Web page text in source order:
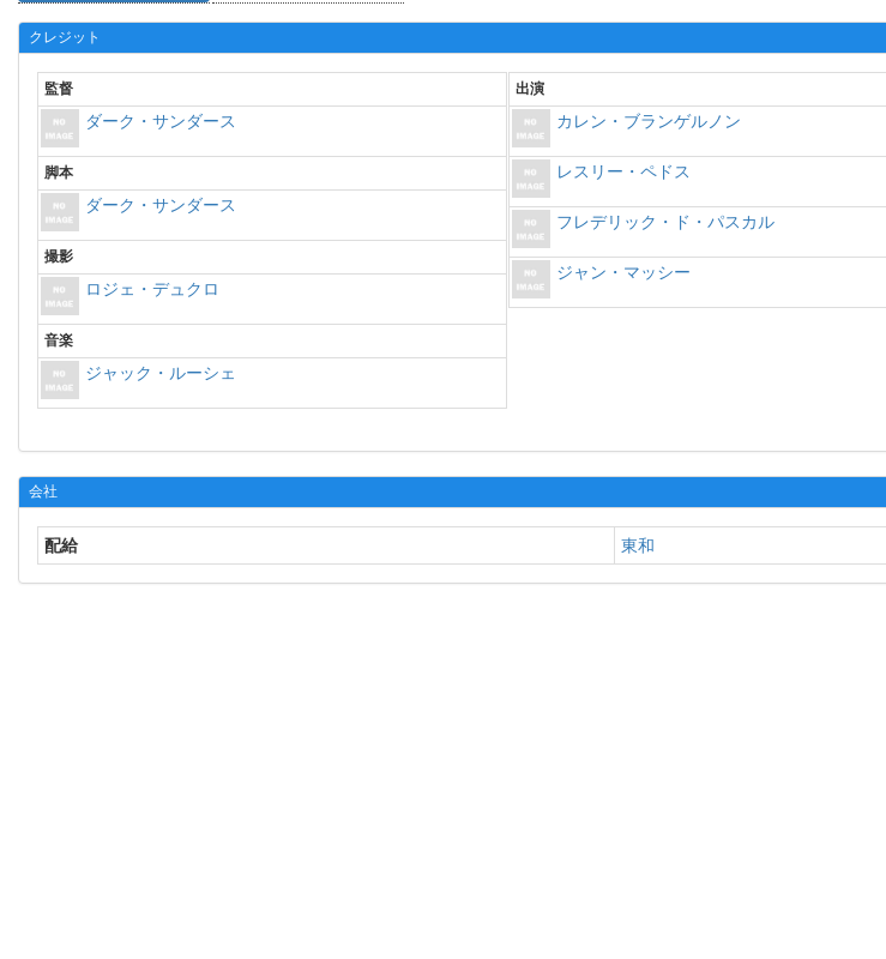
クレジット
監督
ダーク・サンダース
脚本
ダーク・サンダース
撮影
ロジェ・デュクロ
音楽
ジャック・ルーシェ
出演
カレン・ブランゲルノン
レスリー・ペドス
フレデリック・ド・パスカル
ジャン・マッシー
会社
配給 東和